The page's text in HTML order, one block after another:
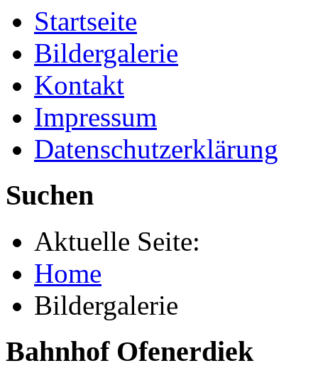
Startseite
Bildergalerie
Kontakt
Impressum
Datenschutzerklärung
Suchen
Aktuelle Seite:
Home
Bildergalerie
Bahnhof Ofenerdiek